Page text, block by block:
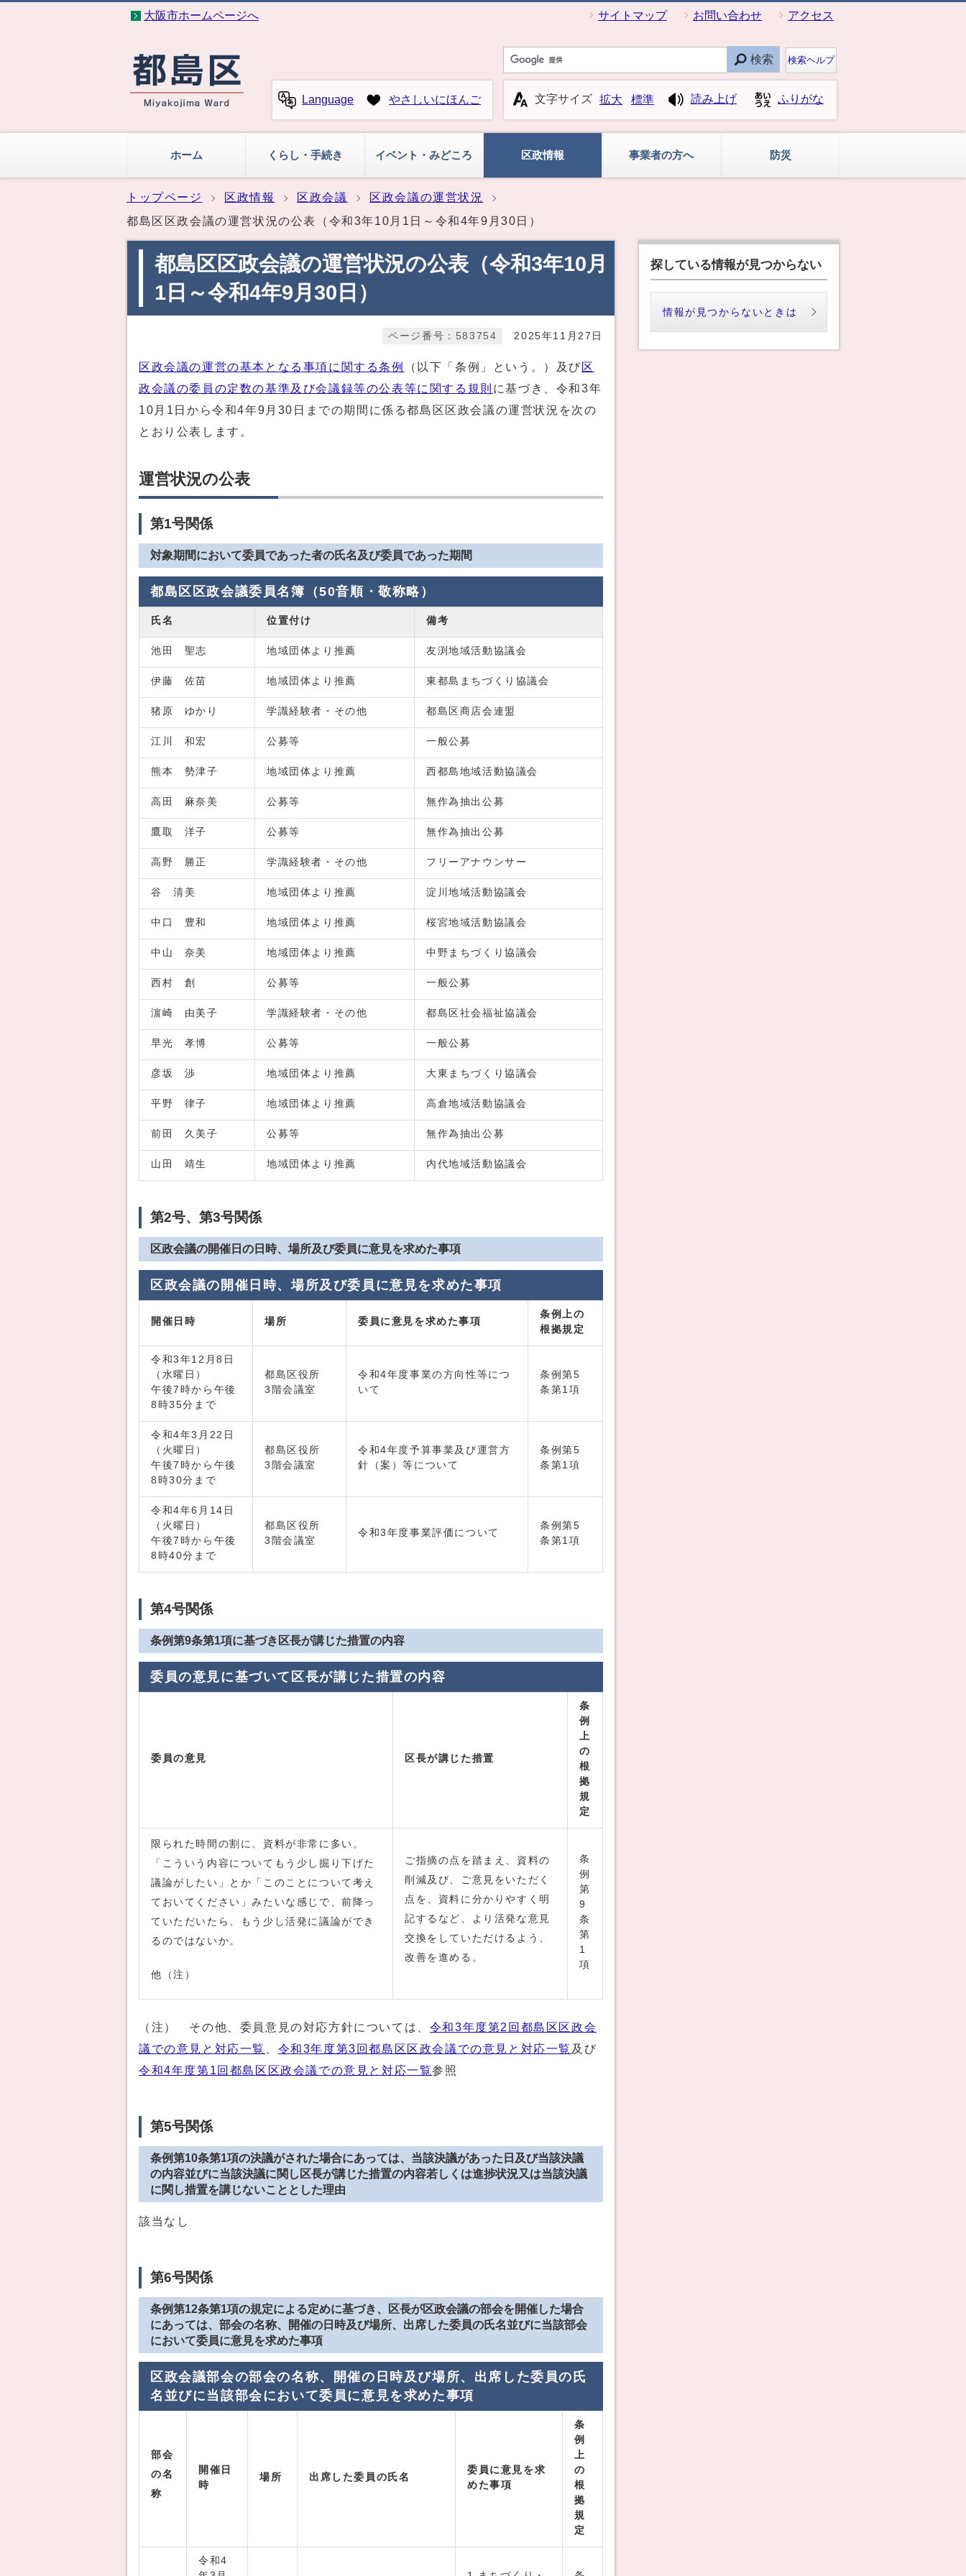
大阪市ホームページへ サイトマップ お問い合わせ アクセス
検索 検索ヘルプ
Language やさしいにほんご 文字サイズ 拡大 標準 読み上げ ふりがな
ホーム くらし・手続き イベント・みどころ 区政情報 事業者の方へ 防災
トップページ 区政情報 区政会議
区政会議の運営状況
都島区区政会議の運営状況の公表（令和3年10月1日～令和4年9月30日）
都島区区政会議の運営状況の公表（令和3年10月
1日～令和4年9月30日）
2025年11月27日
ページ番号：583754
区政会議の運営の基本となる事項に関する条例 （以下「条例」という。）及び 区
政会議の委員の定数の基準及び会議録等の公表等に関する規則 に基づき、令和3年
10月1日から令和4年9月30日までの期間に係る都島区区政会議の運営状況を次の
とおり公表します。
運営状況の公表
第1号関係
対象期間において委員であった者の氏名及び委員であった期間
都島区区政会議委員名簿（50音順・敬称略）
氏名 位置付け 備考
池田 聖志 地域団体より推薦 友渕地域活動協議会
伊藤 佐苗 地域団体より推薦 東都島まちづくり協議会
猪原 ゆかり 学識経験者・その他 都島区商店会連盟
江川 和宏 公募等 一般公募
熊本 勢津子 地域団体より推薦 西都島地域活動協議会
高田 麻奈美 公募等 無作為抽出公募
鷹取 洋子 公募等 無作為抽出公募
高野 勝正 学識経験者・その他 フリーアナウンサー
谷 清美 地域団体より推薦 淀川地域活動協議会
中口 豊和 地域団体より推薦 桜宮地域活動協議会
中山 奈美 地域団体より推薦 中野まちづくり協議会
西村 創 公募等 一般公募
濵崎 由美子 学識経験者・その他 都島区社会福祉協議会
早光 孝博 公募等 一般公募
彦坂 渉 地域団体より推薦 大東まちづくり協議会
平野 律子 地域団体より推薦 高倉地域活動協議会
前田 久美子 公募等 無作為抽出公募
山田 靖生 地域団体より推薦 内代地域活動協議会
第2号、第3号関係
区政会議の開催日の日時、場所及び委員に意見を求めた事項
区政会議の開催日時、場所及び委員に意見を求めた事項
開催日時 場所 委員に意見を求めた事項
条例上の
根拠規定
令和3年12月8日
（水曜日）
午後7時から午後
8時35分まで
都島区役所
3階会議室
令和4年度事業の方向性等につ
いて
条例第5
条第1項
令和4年3月22日
（火曜日）
午後7時から午後
8時30分まで
都島区役所
3階会議室
令和4年度予算事業及び運営方
針（案）等について
条例第5
条第1項
令和4年6月14日
（火曜日）
午後7時から午後
8時40分まで
都島区役所
3階会議室
令和3年度事業評価について
条例第5
条第1項
第4号関係
条例第9条第1項に基づき区長が講じた措置の内容
委員の意見に基づいて区長が講じた措置の内容
委員の意見 区長が講じた措置
条
例
上
の
根
拠
規
定
限られた時間の割に、資料が非常に多い。
「こういう内容についてもう少し掘り下げた
議論がしたい」とか「このことについて考え
ておいてください」みたいな感じで、前降っ
ていただいたら、もう少し活発に議論ができ
るのではないか。
他（注）
ご指摘の点を踏まえ、資料の
削減及び、ご意見をいただく
点を、資料に分かりやすく明
記するなど、より活発な意見
交換をしていただけるよう、
改善を進める。
条
例
第
9
条
第
1
項
（注） その他、委員意見の対応方針については、 令和3年度第2回都島区区政会
議での意見と対応一覧
令和3年度第3回都島区区政会議での意見と対応一覧 及び
令和4年度第1回都島区区政会議での意見と対応一覧参照
第5号関係
条例第10条第1項の決議がされた場合にあっては、当該決議があった日及び当該決議
の内容並びに当該決議に関し区長が講じた措置の内容若しくは進捗状況又は当該決議
に関し措置を講じないこととした理由
該当なし
第6号関係
条例第12条第1項の規定による定めに基づき、区長が区政会議の部会を開催した場合
にあっては、部会の名称、開催の日時及び場所、出席した委員の氏名並びに当該部会
において委員に意見を求めた事項
区政会議部会の部会の名称、開催の日時及び場所、出席した委員の氏
名並びに当該部会において委員に意見を求めた事項
部会
の名
称
開催日
時
場所 出席した委員の氏名
委員に意見を求
めた事項
条
例
上
の
根
拠
規
定
令和4
探している情報が見つからない
情報が見つからないときは